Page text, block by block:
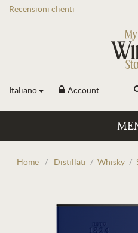
Recensioni clienti
Italiano Account
Home / Distillati / Whisky /